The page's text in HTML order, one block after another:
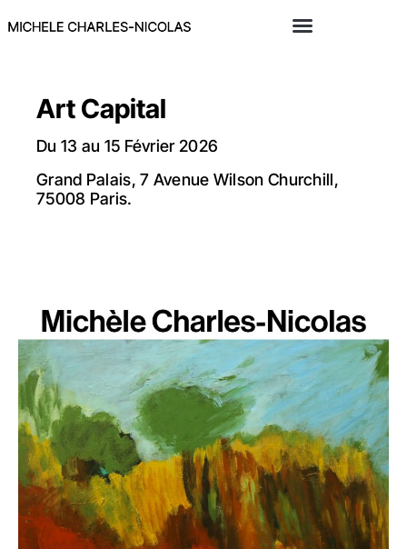
Art Capital
Du 13 au 15 Février 2026
Grand Palais, 7 Avenue Wilson Churchill,
75008 Paris.